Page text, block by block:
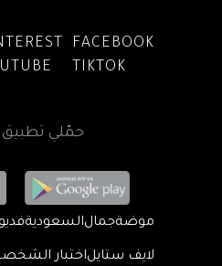
FACEBOOK
TIKTOK
حمّلي
موضةجمالالسعودية
لايف ستايلاختبار